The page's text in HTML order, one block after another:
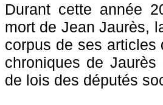
Durant cette année
mort de Jean Jaurès,
corpus de ses
chroniques de
de lois des députés